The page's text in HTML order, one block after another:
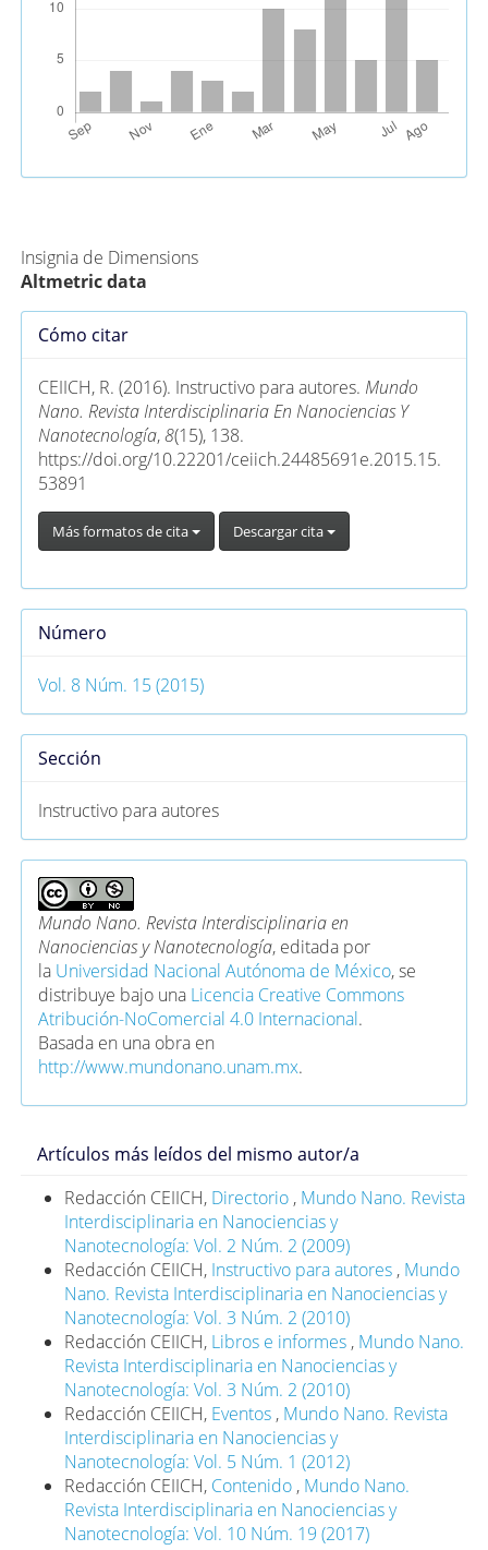
Insignia de Dimensions
Altmetric data
Detalles
artículo
Cómo citar
CEIICH, R. (2016). Instructivo para autores. Mundo
Nano. Revista Interdisciplinaria En Nanociencias Y
Nanotecnología,8(15), 138.
https://doi.org/10.22201/ceiich.24485691e.2015.15.
53891
Más formatos de cita Descargar cita
Número
Vol. 8 Núm. 15 (2015)
Sección
Instructivo para autores
Mundo Nano. Revista Interdisciplinaria en
Nanociencias y Nanotecnología, editada por
la Universidad Nacional Autónoma de México, se
distribuye bajo una Licencia Creative Commons
Atribución-NoComercial 4.0 Internacional.
Basada en una obra en
http://www.mundonano.unam.mx.
Artículos más leídos del mismo autor/a
Redacción CEIICH, Directorio , Mundo Nano. Revista
Interdisciplinaria en Nanociencias y
Nanotecnología: Vol. 2 Núm. 2 (2009)
Redacción CEIICH, Instructivo para autores , Mundo
Nano. Revista Interdisciplinaria en Nanociencias y
Nanotecnología: Vol. 3 Núm. 2 (2010)
Redacción CEIICH, Libros e informes , Mundo Nano.
Revista Interdisciplinaria en Nanociencias y
Nanotecnología: Vol. 3 Núm. 2 (2010)
Redacción CEIICH, Eventos , Mundo Nano. Revista
Interdisciplinaria en Nanociencias y
Nanotecnología: Vol. 5 Núm. 1 (2012)
Redacción CEIICH, Contenido , Mundo Nano.
Revista Interdisciplinaria en Nanociencias y
Nanotecnología: Vol. 10 Núm. 19 (2017)